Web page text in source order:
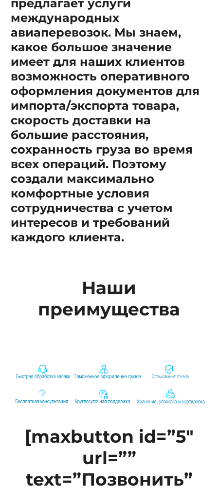
предлагает услуги
международных
авиаперевозок. Мы знаем,
какое большое значение
имеет для наших клиентов
возможность оперативного
оформления документов для
импорта/экспорта товара,
скорость доставки на
большие расстояния,
сохранность груза во время
всех операций. Поэтому
создали максимально
комфортные условия
сотрудничества с учетом
интересов и требований
каждого клиента.
Наши
преимущества
[maxbutton id=”5″
url=””
text=”Позвонить”